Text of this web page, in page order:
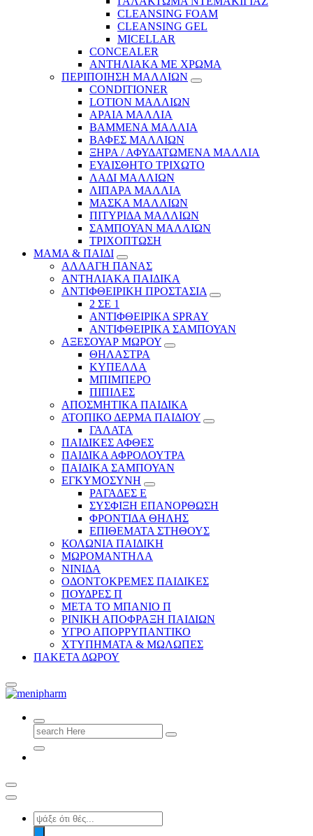
CLEANSING FOAM
CLEANSING GEL
MICELLAR
CONCEALER
ΑΝΤΗΛΙΑΚΑ ΜΕ ΧΡΩΜΑ
ΠΕΡΙΠΟΙΗΣΗ ΜΑΛΛΙΩΝ
CONDITIONER
LOTION ΜΑΛΛΙΩΝ
ΑΡΑΙΑ ΜΑΛΛΙΑ
ΒΑΜΜΕΝΑ ΜΑΛΛΙΑ
ΒΑΦΕΣ ΜΑΛΛΙΩΝ
ΞΗΡΑ / ΑΦΥΔΑΤΩΜΕΝΑ ΜΑΛΛΙΑ
ΕΥΑΙΣΘΗΤΟ ΤΡΙΧΩΤΟ
ΛΑΔΙ ΜΑΛΛΙΩΝ
ΛΙΠΑΡΑ ΜΑΛΛΙΑ
ΜΑΣΚΑ ΜΑΛΛΙΩΝ
ΠΙΤΥΡΙΔΑ ΜΑΛΛΙΩΝ
ΣΑΜΠΟΥΑΝ ΜΑΛΛΙΩΝ
ΤΡΙΧΟΠΤΩΣΗ
ΜΑΜΑ & ΠΑΙΔΙ
ΑΛΛΑΓΗ ΠΑΝΑΣ
ΑΝΤΗΛΙΑΚΑ ΠΑΙΔΙΚΑ
ΑΝΤΙΦΘΕΙΡΙΚΗ ΠΡΟΣΤΑΣΙΑ
2 ΣΕ 1
ΑΝΤΙΦΘΕΙΡΙΚΑ SPRAY
ΑΝΤΙΦΘΕΙΡΙΚΑ ΣΑΜΠΟΥΑΝ
ΑΞΕΣΟΥΑΡ ΜΩΡΟΥ
ΘΗΛΑΣΤΡΑ
ΚΥΠΕΛΛΑ
ΜΠΙΜΠΕΡΟ
ΠΙΠΙΛΕΣ
ΑΠΟΣΜΗΤΙΚΑ ΠΑΙΔΙΚΑ
ΑΤΟΠΙΚΟ ΔΕΡΜΑ ΠΑΙΔΙΟΥ
ΓΑΛΑΤΑ
ΠΑΙΔΙΚΕΣ ΑΦΘΕΣ
ΠΑΙΔΙΚΑ ΑΦΡΟΛΟΥΤΡΑ
ΠΑΙΔΙΚΑ ΣΑΜΠΟΥΑΝ
ΕΓΚΥΜΟΣΥΝΗ
ΡΑΓΑΔΕΣ Ε
ΣΥΣΦΙΞΗ ΕΠΑΝΟΡΘΩΣΗ
ΦΡΟΝΤΙΔΑ ΘΗΛΗΣ
ΕΠΙΘΕΜΑΤΑ ΣΤΗΘΟΥΣ
ΚΟΛΩΝΙΑ ΠΑΙΔΙΚΗ
ΜΩΡΟΜΑΝΤΗΛΑ
ΝΙΝΙΔΑ
ΟΔΟΝΤΟΚΡΕΜΕΣ ΠΑΙΔΙΚΕΣ
ΠΟΥΔΡΕΣ Π
ΜΕΤΑ ΤΟ ΜΠΑΝΙΟ Π
ΡΙΝΙΚΗ ΑΠΟΦΡΑΞΗ ΠΑΙΔΙΩΝ
ΥΓΡΟ ΑΠΟΡΡΥΠΑΝΤΙΚΟ
ΧΤΥΠΗΜΑΤΑ & ΜΩΛΩΠΕΣ
ΠΑΚΕΤΑ ΔΩΡΟΥ
shop 2 easily
Search
for:
Products
search